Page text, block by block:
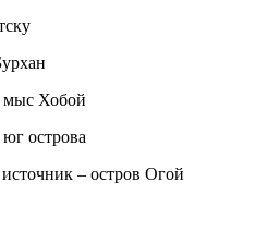
мыс Хобой
острова
– остров Огой